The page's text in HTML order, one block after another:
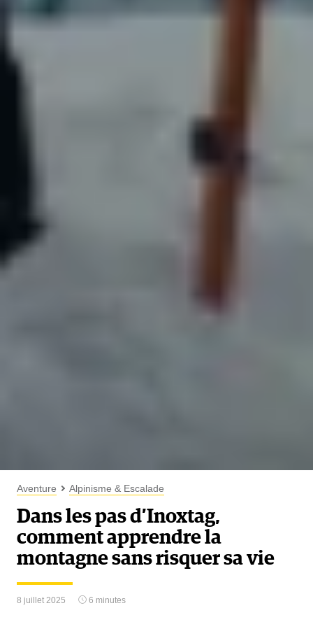
Aventure Alpinisme & Escalade
Dans les pas d’Inoxtag,
comment apprendre la
montagne sans risquer sa vie
8 juillet 2025 6 minutes